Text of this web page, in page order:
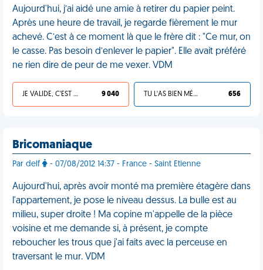
Aujourd'hui, j’ai aidé une amie à retirer du papier peint.
Après une heure de travail, je regarde fièrement le mur
achevé. C’est à ce moment là que le frère dit : "Ce mur, on
le casse. Pas besoin d’enlever le papier". Elle avait préféré
ne rien dire de peur de me vexer. VDM
JE VALIDE, C'EST UNE VDM 9 040 TU L'AS BIEN MÉRITÉ 656
Bricomaniaque
Par delf - 07/08/2012 14:37 - France - Saint Etienne
Aujourd'hui, après avoir monté ma première étagère dans
l'appartement, je pose le niveau dessus. La bulle est au
milieu, super droite ! Ma copine m'appelle de la pièce
voisine et me demande si, à présent, je compte
reboucher les trous que j'ai faits avec la perceuse en
traversant le mur. VDM